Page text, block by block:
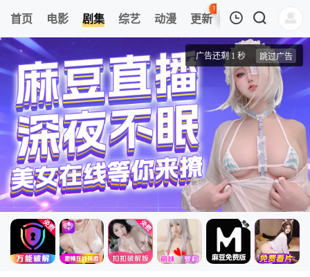
首页 电影 剧集 综艺 动漫 更新
118
热榜 APP
我的观影记录
第17集
中国刑侦一号案
清空